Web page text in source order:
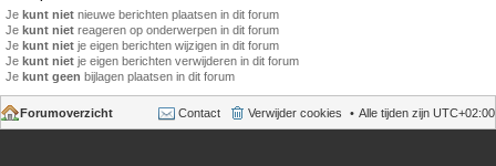
Je kunt niet nieuwe berichten plaatsen in dit forum
Je kunt niet reageren op onderwerpen in dit forum
Je kunt niet je eigen berichten wijzigen in dit forum
Je kunt niet je eigen berichten verwijderen in dit forum
Je kunt geen bijlagen plaatsen in dit forum
Forumoverzicht Alle tijden zijn UTC+02:00
Verwijder cookies
Contact